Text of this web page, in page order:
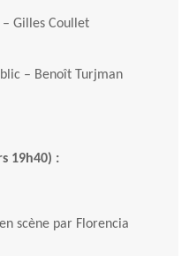
– Gilles Coullet
– Benoît Turjman
19h40) :
scène par Florencia